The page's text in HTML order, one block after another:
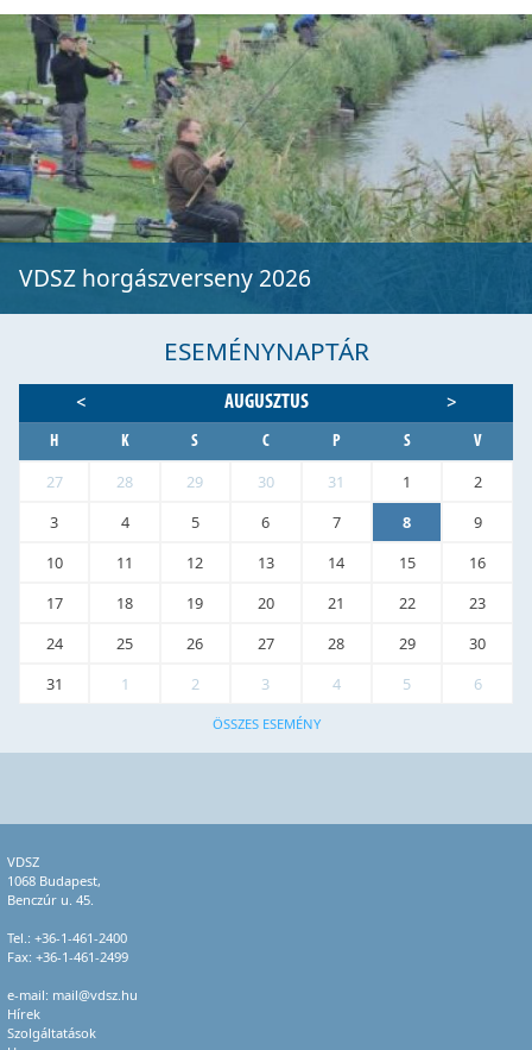
VDSZ horgászverseny 2026
ESEMÉNYNAPTÁR
< AUGUSZTUS >
H K S C P S V
27 28 29 30 31 1
2
3
4 5 6 7 8
9
10
11 12 13 14 15
16
17
18 19 20 21 22
23
24
25 26 27 28 29
30
31
1 2 3 4 5 6
ÖSSZES ESEMÉNY
VDSZ
1068 Budapest,
Benczúr u. 45.
Tel.: +36-1-461-2400
Fax: +36-1-461-2499
e-mail: mail@vdsz.hu
Hírek
Szolgáltatások